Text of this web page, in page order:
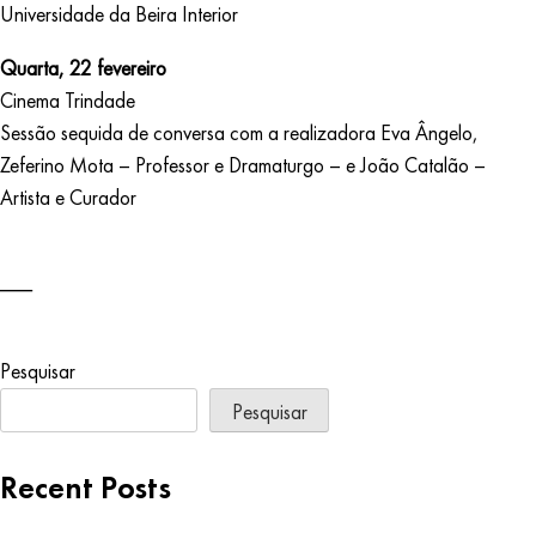
Universidade da Beira Interior
Quarta, 22 fevereiro
Cinema Trindade
Sessão sequida de conversa com a realizadora Eva Ângelo,
Zeferino Mota – Professor e Dramaturgo – e João Catalão –
Artista e Curador
Pesquisar
Pesquisar
Recent Posts